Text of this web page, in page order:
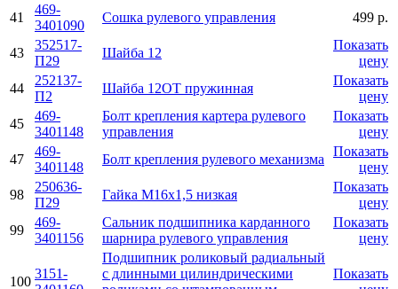
41
469-
3401090
Сошка рулевого управления 499 р.
43
352517-
П29
Шайба 12
Показать
цену
44
252137-
П2
Шайба 12ОТ пружинная
Показать
цену
45
469-
3401148
Болт крепления картера рулевого
управления
Показать
цену
47
469-
3401148
Болт крепления рулевого механизма
Показать
цену
98
250636-
П29
Гайка М16х1,5 низкая
Показать
цену
99
469-
3401156
Сальник подшипника карданного
шарнира рулевого управления
Показать
цену
100
3151-
Подшипник роликовый радиальный
с длинными цилиндрическими
Показать